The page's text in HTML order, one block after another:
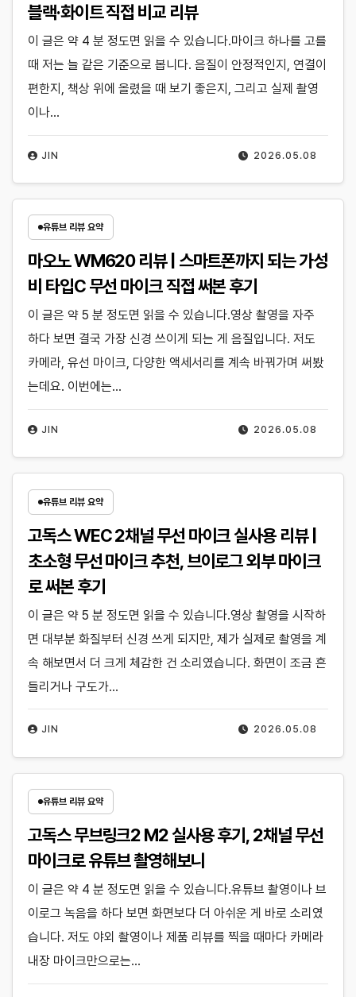
블랙·화이트 직접 비교 리뷰
2026.05.08
JIN
이 글은 약 4 분 정도면 읽을 수 있습니다.마이크 하나를 고를
때 저는 늘 같은 기준으로 봅니다. 음질이 안정적인지, 연결이
편한지, 책상 위에 올렸을 때 보기 좋은지, 그리고 실제 촬영
이나…
유튜브 리뷰 요약
마오노 WM620 리뷰 | 스마트폰까지 되는 가성
비 타입C 무선 마이크 직접 써본 후기
2026.05.08
JIN
이 글은 약 5 분 정도면 읽을 수 있습니다.영상 촬영을 자주
하다 보면 결국 가장 신경 쓰이게 되는 게 음질입니다. 저도
카메라, 유선 마이크, 다양한 액세서리를 계속 바꿔가며 써봤
는데요. 이번에는…
유튜브 리뷰 요약
고독스 WEC 2채널 무선 마이크 실사용 리뷰 |
초소형 무선 마이크 추천, 브이로그 외부 마이크
로 써본 후기
2026.05.08
JIN
이 글은 약 5 분 정도면 읽을 수 있습니다.영상 촬영을 시작하
면 대부분 화질부터 신경 쓰게 되지만, 제가 실제로 촬영을 계
속 해보면서 더 크게 체감한 건 소리였습니다. 화면이 조금 흔
들리거나 구도가…
유튜브 리뷰 요약
고독스 무브링크2 M2 실사용 후기, 2채널 무선
마이크로 유튜브 촬영해보니
이 글은 약 4 분 정도면 읽을 수 있습니다.유튜브 촬영이나 브
이로그 녹음을 하다 보면 화면보다 더 아쉬운 게 바로 소리였
습니다. 저도 야외 촬영이나 제품 리뷰를 찍을 때마다 카메라
내장 마이크만으로는…